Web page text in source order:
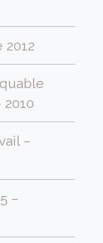
–
–